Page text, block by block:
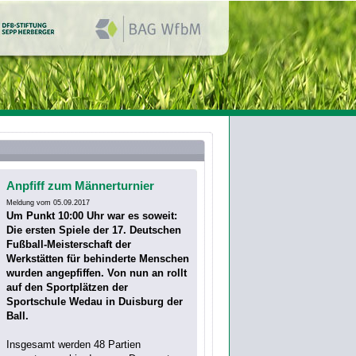
Anpfiff zum Männerturnier
Meldung vom 05.09.2017
Um Punkt 10:00 Uhr war es soweit:
Die ersten Spiele der 17. Deutschen
Fußball-Meisterschaft der
Werkstätten für behinderte Menschen
wurden angepfiffen. Von nun an rollt
auf den Sportplätzen der
Sportschule Wedau in Duisburg der
Ball.
Insgesamt werden 48 Partien